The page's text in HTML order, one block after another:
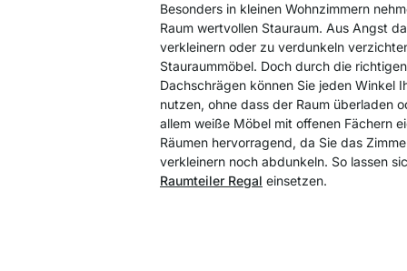
Besonders in kleinen Wohnzimmern
Raum wertvollen Stauraum. Aus Angst
verkleinern oder zu verdunkeln
Stauraummöbel. Doch durch die
Dachschrägen können Sie jeden Winkel
nutzen, ohne dass der Raum überladen
allem weiße Möbel mit offenen Fächern
Räumen hervorragend, da Sie das
verkleinern noch abdunkeln. So lassen
Raumteiler Regal einsetzen.